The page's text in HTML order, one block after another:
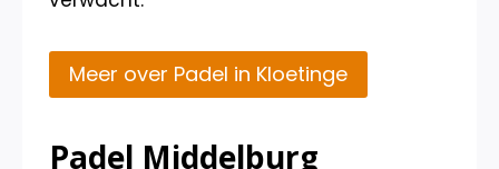
Meer over Padel in Kloetinge
Padel Middelburg